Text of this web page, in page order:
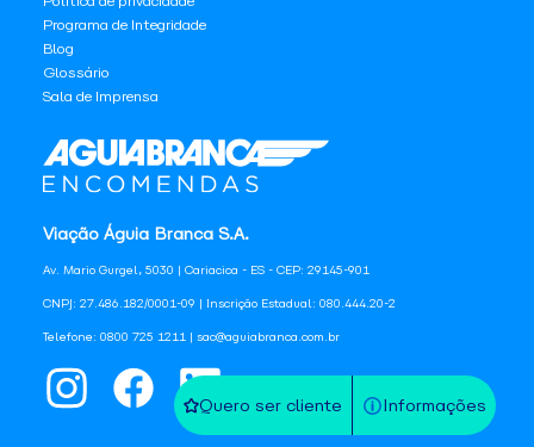
Quero ser cliente Informações
Viação Águia Branca S.A.
Av. Mario Gurgel, 5030 | Cariacica - ES - CEP: 29145-901
CNPJ: 27.486.182/0001-09 | Inscrição Estadual: 080.444.20-2
Telefone: 0800 725 1211 | sac@aguiabranca.com.br
Programa de Integridade
Blog
Glossário
Sala de Imprensa